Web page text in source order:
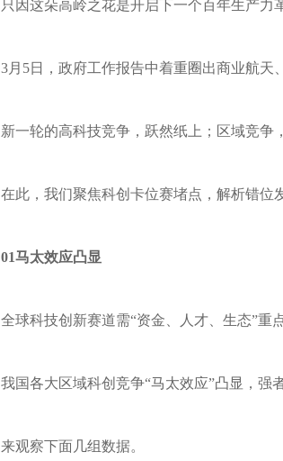
只因这朵高岭之花是开启下一个百年生产力
3月5日，政府工作报告中着重圈出商业航天
新一轮的高科技竞争，跃然纸上；区域竞争
在此，我们聚焦科创卡位赛堵点，解析错位
01马太效应凸显
全球科技创新赛道需“资金、人才、生态”重
我国各大区域科创竞争“马太效应”凸显，强
来观察下面几组数据。